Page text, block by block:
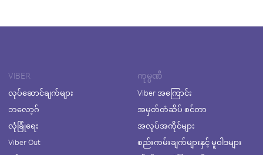
VIBER
လုပ်ဆောင်ချက်များ
ဘလော့ဂ်
လုံခြုံရေး
Viber Out
ကုမ္ပဏီ
Viber အကြောင်း
အမှတ်တံဆိပ် စင်တာ
အလုပ်အကိုင်များ
စည်းကမ်းချက်များနှင့် မူဝါဒများ